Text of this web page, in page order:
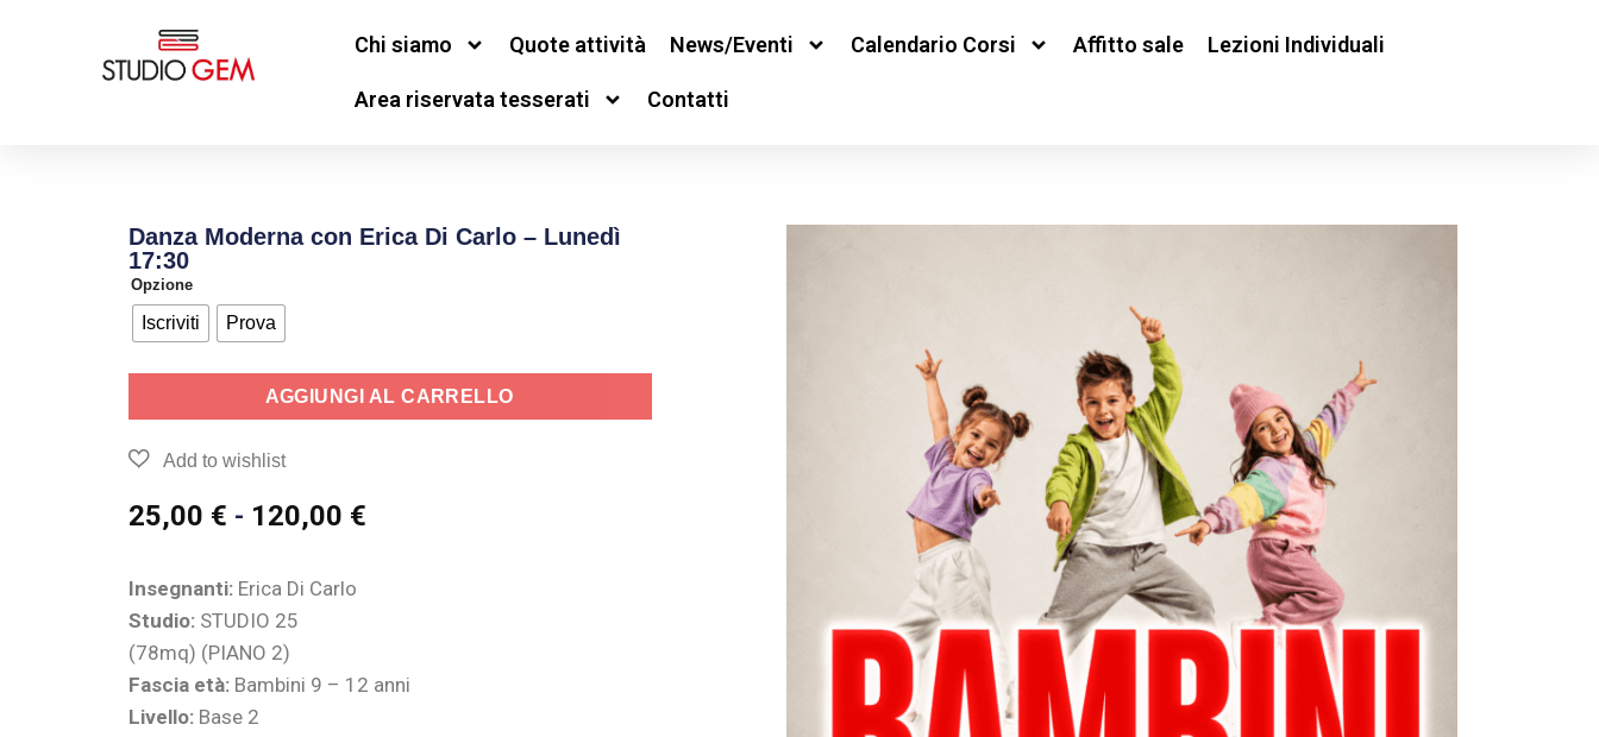
Chi siamo Quote attività News/Eventi Calendario Corsi Affitto sale Lezioni Individuali
Area riservata tesserati Contatti
Danza Moderna con Erica Di Carlo – Lunedì
17:30
Opzione
Iscriviti Prova
AGGIUNGI AL CARRELLO
25,00 € - 120,00 €
Insegnanti:Erica Di Carlo
Studio:STUDIO 25
(78mq) (PIANO 2)
Fascia età:Bambini 9 – 12 anni
Livello:Base 2